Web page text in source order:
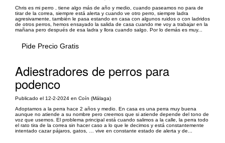
Chris es mi perro , tiene algo más de año y medio, cuando paseamos no para de
tirar de la correa, siempre está alerta y cuando ve otro perro, siempre ladra
agresivamente, también le pasa estando en casa con algunos ruidos o con ladridos
de otros perros, hemos ensayado la salida de casa cuando me voy a trabajar en la
mañana pero después de esa ladra y llora cuando salgo. Por lo demás es muy...
Pide Precio Gratis
Adiestradores de perros para
podenco
Publicado el 12-2-2024 en Coín (Málaga)
Adoptamos a la perra hace 2 años y medio. En casa es una perra muy buena
aunque no atiende a su nombre pero creemos que si atiende depende del tono de
voz que usemos. El problema principal está cuando salimos a la calle, la perra todo
el rato tira de la correa sin hacer caso a lo que le decimos y está constantemente
intentado cazar pájaros, gatos, … vive en constante estado de alerta y de...